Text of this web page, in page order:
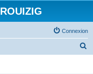
Connexion